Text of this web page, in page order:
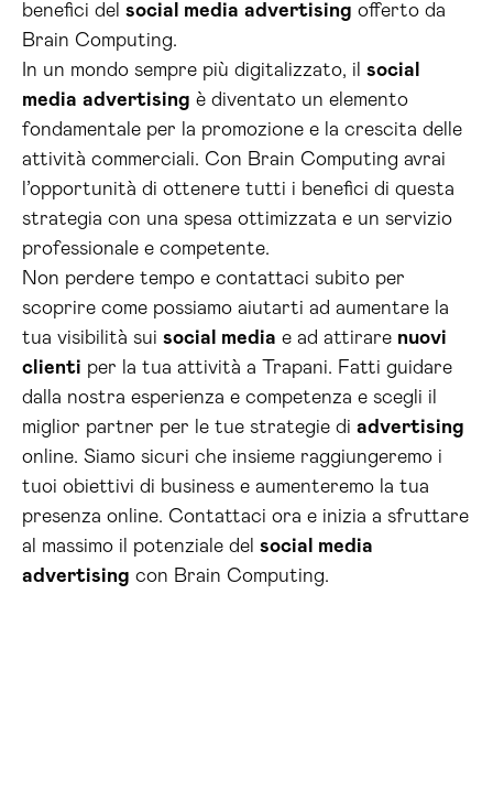
benefici del social media advertising offerto da
Brain Computing.
In un mondo sempre più digitalizzato, il social
media advertising è diventato un elemento
fondamentale per la promozione e la crescita delle
attività commerciali. Con Brain Computing avrai
l’opportunità di ottenere tutti i benefici di questa
strategia con una spesa ottimizzata e un servizio
professionale e competente.
Non perdere tempo e contattaci subito per
scoprire come possiamo aiutarti ad aumentare la
tua visibilità sui social media e ad attirare nuovi
clienti per la tua attività a Trapani. Fatti guidare
dalla nostra esperienza e competenza e scegli il
miglior partner per le tue strategie di advertising
online. Siamo sicuri che insieme raggiungeremo i
tuoi obiettivi di business e aumenteremo la tua
presenza online. Contattaci ora e inizia a sfruttare
al massimo il potenziale del social media
advertising con Brain Computing.